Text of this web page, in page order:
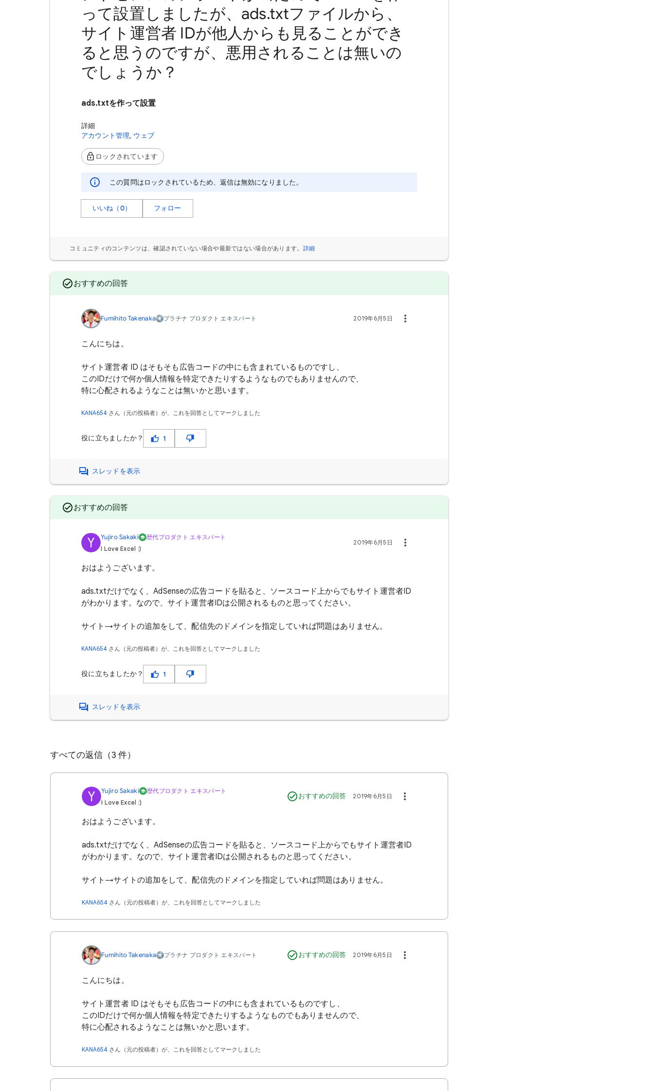
って設置しましたが、ads.txtファイルから、
サイト運営者 IDが他人からも見ることができ
ると思うのですが、悪用されることは無いの
でしょうか？
ads.txtを作って設置
詳細
アカウント管理, ウェブ
ロックされています
この質問はロックされているため、返信は無効になりました。
いいね（0） フォロー
コミュニティのコンテンツは、確認されていない場合や最新ではない場合があります。 詳細
おすすめの回答
Fumihito Takenaka プラチナ プロダクト エキスパート 2019年6月5日
こんにちは。
サイト運営者 ID はそもそも広告コードの中にも含まれているものですし、
このIDだけで何か個人情報を特定できたりするようなものでもありませんので、
特に心配されるようなことは無いかと思います。
KANA654 さん（元の投稿者）が、これを回答としてマークしました
役に立ちましたか？ 1
スレッドを表示
おすすめの回答
Y Yujiro Sakaki
歴代プロダクト エキスパート
I Love Excel :)
2019年6月5日
おはようございます。
ads.txtだけでなく、AdSenseの広告コードを貼ると、ソースコード上からでもサイト運営者ID
がわかります。なので、サイト運営者IDは公開されるものと思ってください。
サイト→サイトの追加をして、配信先のドメインを指定していれば問題はありません。
KANA654 さん（元の投稿者）が、これを回答としてマークしました
役に立ちましたか？ 1
スレッドを表示
すべての返信（3 件）
Y Yujiro Sakaki
歴代プロダクト エキスパート
I Love Excel :)
おすすめの回答 2019年6月5日
おはようございます。
ads.txtだけでなく、AdSenseの広告コードを貼ると、ソースコード上からでもサイト運営者ID
がわかります。なので、サイト運営者IDは公開されるものと思ってください。
サイト→サイトの追加をして、配信先のドメインを指定していれば問題はありません。
KANA654 さん（元の投稿者）が、これを回答としてマークしました
Fumihito Takenaka プラチナ プロダクト エキスパート おすすめの回答 2019年6月5日
こんにちは。
サイト運営者 ID はそもそも広告コードの中にも含まれているものですし、
このIDだけで何か個人情報を特定できたりするようなものでもありませんので、
特に心配されるようなことは無いかと思います。
KANA654 さん（元の投稿者）が、これを回答としてマークしました